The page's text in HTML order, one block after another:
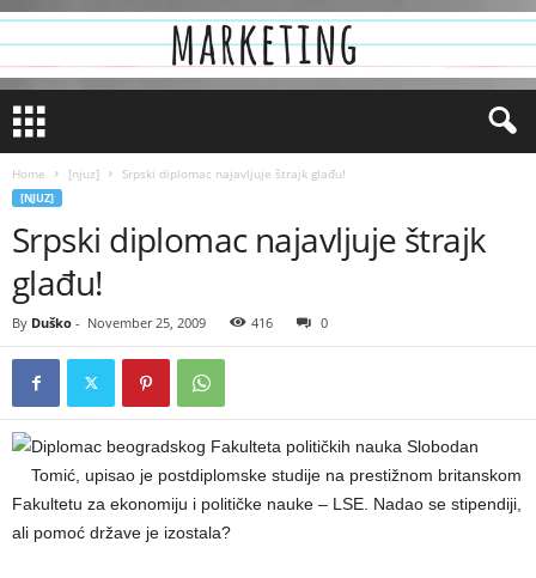
Home [njuz] Srpski diplomac najavljuje štrajk glađu!
[NJUZ]
Srpski diplomac najavljuje štrajk
glađu!
By Duško - November 25, 2009 416 0
Diplomac beogradskog Fakulteta političkih nauka Slobodan
Tomić, upisao je postdiplomske studije na prestižnom britanskom
Fakultetu za ekonomiju i političke nauke – LSE. Nadao se stipendiji,
ali pomoć države je izostala?